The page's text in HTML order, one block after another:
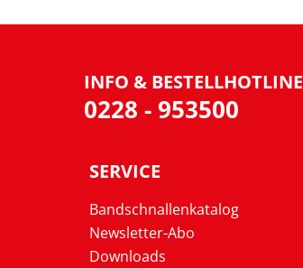
INFO & BESTELLHOTLINE
0228 - 953500
SERVICE
Bandschnallenkatalog
Newsletter-Abo
Downloads